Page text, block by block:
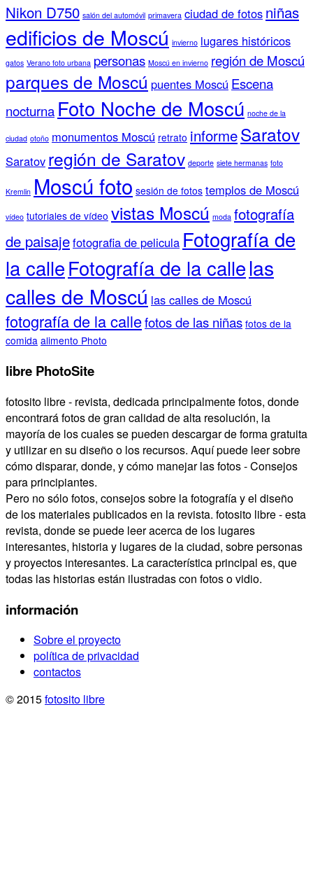
Nikon D750 salón del automóvil primavera ciudad de fotos niñas
edificios de Moscú invierno lugares históricos
gatos Verano foto urbana personas Moscú en invierno región de Moscú
parques de Moscú puentes Moscú Escena
nocturna Foto Noche de Moscú noche de la
ciudad otoño monumentos Moscú retrato informeSaratov
Saratov región de Saratov deporte siete hermanas foto
Kremlin Moscú foto sesión de fotos templos de Moscú
vídeo tutoriales de vídeo vistas Moscú moda fotografía
de paisajefotografia de pelicula Fotografía de
la calleFotografía de la callelas
calles de Moscú las calles de Moscú
fotografía de la callefotos de las niñas fotos de la
comida alimento Photo
libre PhotoSite
fotosito libre - revista, dedicada principalmente fotos, donde
encontrará fotos de gran calidad de alta resolución, la
mayoría de los cuales se pueden descargar de forma gratuita
y utilizar en su diseño o los recursos. Aquí puede leer sobre
cómo disparar, donde, y cómo manejar las fotos - Consejos
para principiantes.
Pero no sólo fotos, consejos sobre la fotografía y el diseño
de los materiales publicados en la revista. fotosito libre - esta
revista, donde se puede leer acerca de los lugares
interesantes, historia y lugares de la ciudad, sobre personas
y proyectos interesantes. La característica principal es, que
todas las historias están ilustradas con fotos o vidio.
información
Sobre el proyecto
política de privacidad
contactos
© 2015fotosito libre